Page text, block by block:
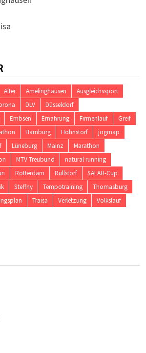
Alter Amelinghausen
Ausgleichssport
DLV
Düsseldorf
Embsen Ernährung Firmenlauf
Greif
Hamburg Hohnstorf
jogmap
Lüneburg Mainz
Marathon
MTV Treubund
natural running
Rotterdam Rullstorf
SALAH-Cup
Steffny Tempotraining
Thomasburg
Traisa Verletzung
Volkslauf